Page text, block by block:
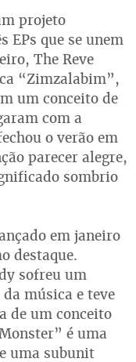
projeto
EPs que se unem
The Reve
“Zimzalabim”,
um conceito de
com a
o verão em
parecer alegre,
sombrio
em janeiro
destaque.
sofreu um
música e teve
de um conceito
é uma
uma subunit